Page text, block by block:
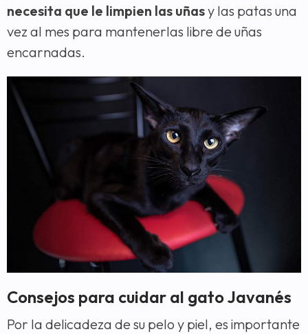
necesita que le limpien las uñasy las patas una
vez al mes para mantenerlas libre de uñas
encarnadas.
Consejos para cuidar al gato Javanés
Por la delicadeza de su pelo y piel, es importante